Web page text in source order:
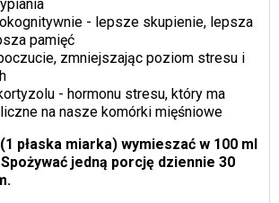
- lepsze skupienie, lepsza
pamięć
zmniejszając poziom stresu i
- hormonu stresu, który ma
na nasze komórki mięśniowe
płaska miarka) wymieszać w 100 ml
jedną porcję dziennie 30